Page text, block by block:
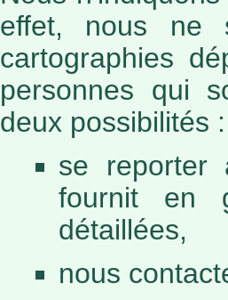
effet, nous ne
cartographies
personnes qui
deux possibilités :
se reporter
fournit en
détaillées,
nous